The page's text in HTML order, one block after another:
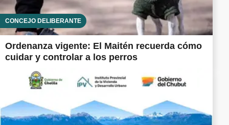
CONCEJO DELIBERANTE
Ordenanza vigente: El Maitén recuerda cómo
cuidar y controlar a los perros